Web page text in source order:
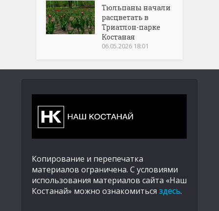
Тюльпаны начали
расцветать в
Триатлон-парке
Костаная
06.05.2026 18:01
Копирование и перепечатка
материалов ограничена. С условиями
использования материалов сайта «Наш
Костанай» можно ознакомиться здесь.